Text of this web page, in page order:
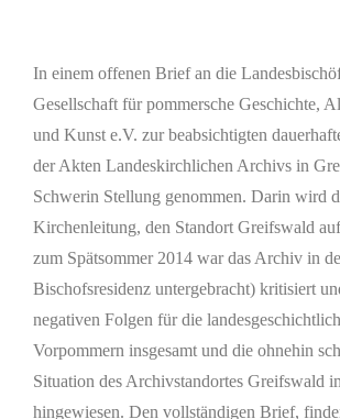
grösseres
Bild
In einem offenen Brief an die
Gesellschaft für pommersche Geschichte,
und Kunst e.V. zur beabsichtigten
der Akten Landeskirchlichen Archivs in
Schwerin Stellung genommen. Darin wird
Kirchenleitung, den Standort Greifswald
zum Spätsommer 2014 war das Archiv in
Bischofsresidenz untergebracht) kritisiert
negativen Folgen für die
Vorpommern insgesamt und die ohnehin
Situation des Archivstandortes Greifswald
hingewiesen. Den vollständigen Brief,